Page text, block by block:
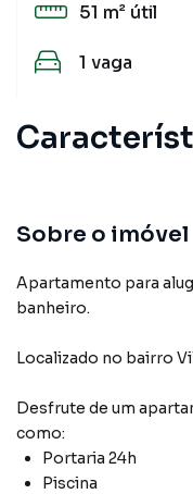
51 m² útil
1 vaga
Sobre o imóvel
Apartamento para
banheiro.
Localizado no bairro
Desfrute de um
como:
Portaria 24h
Piscina